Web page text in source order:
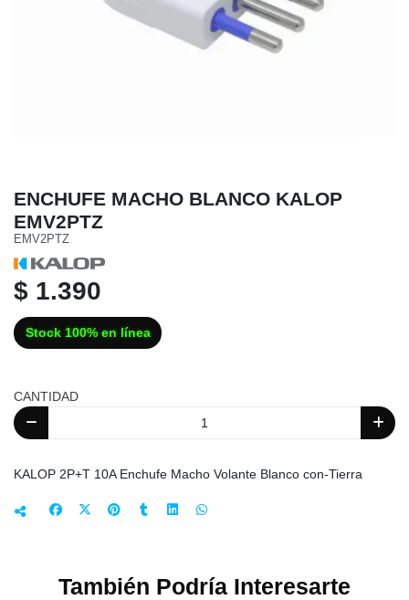
ENCHUFE MACHO BLANCO KALOP
EMV2PTZ
EMV2PTZ
$ 1.390
Stock 100% en línea
CANTIDAD
KALOP 2P+T 10A Enchufe Macho Volante Blanco con-Tierra
También Podría Interesarte